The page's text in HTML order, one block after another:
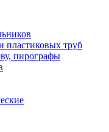
пластиковых труб
пирографы